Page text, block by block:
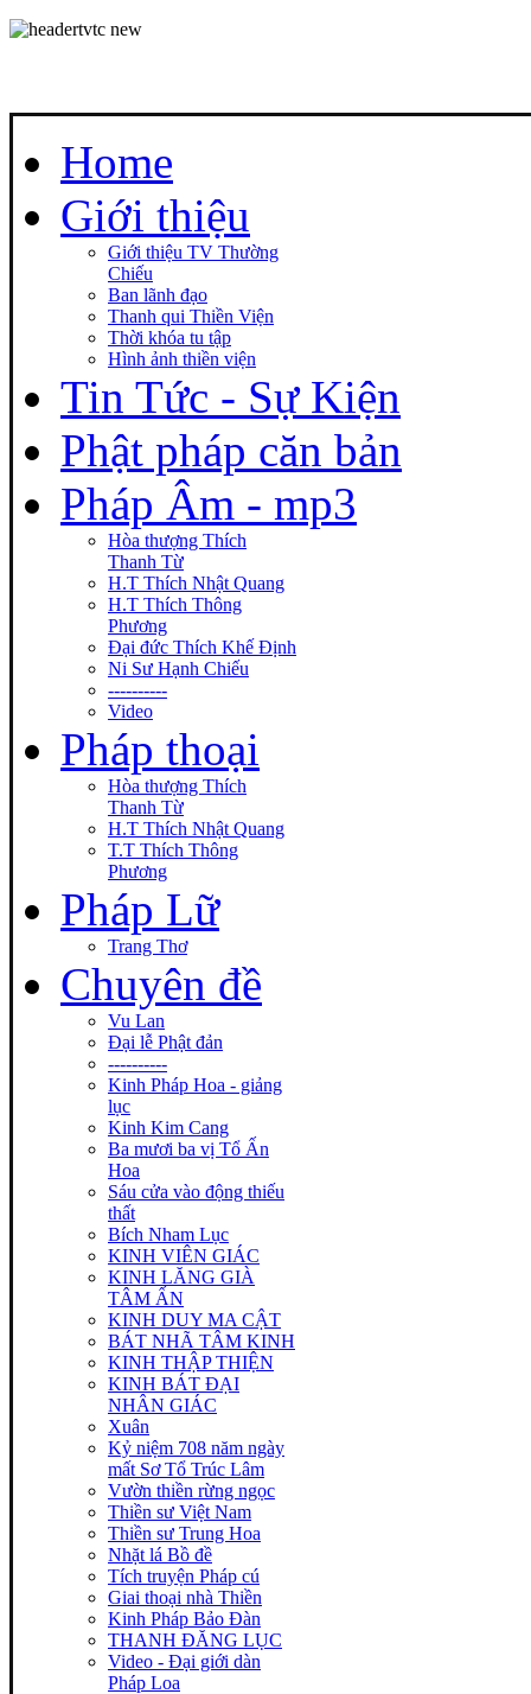
Home
Giới thiệu
Giới thiệu TV Thường
Chiếu
Ban lãnh đạo
Thanh qui Thiền Viện
Thời khóa tu tập
Hình ảnh thiền viện
Tin Tức - Sự Kiện
Phật pháp căn bản
Pháp Âm - mp3
Hòa thượng Thích
Thanh Từ
H.T Thích Nhật Quang
H.T Thích Thông
Phương
Đại đức Thích Khế Định
Ni Sư Hạnh Chiếu
----------
Video
Pháp thoại
Hòa thượng Thích
Thanh Từ
H.T Thích Nhật Quang
T.T Thích Thông
Phương
Pháp Lữ
Trang Thơ
Chuyên đề
Vu Lan
Đại lễ Phật đản
----------
Kinh Pháp Hoa - giảng
lục
Kinh Kim Cang
Ba mươi ba vị Tổ Ấn
Hoa
Sáu cửa vào động thiếu
thất
Bích Nham Lục
KINH VIÊN GIÁC
KINH LĂNG GIÀ
TÂM ẤN
KINH DUY MA CẬT
BÁT NHÃ TÂM KINH
KINH THẬP THIỆN
KINH BÁT ĐẠI
NHÂN GIÁC
Xuân
Kỷ niệm 708 năm ngày
mất Sơ Tổ Trúc Lâm
Vườn thiền rừng ngọc
Thiền sư Việt Nam
Thiền sư Trung Hoa
Nhặt lá Bồ đề
Tích truyện Pháp cú
Giai thoại nhà Thiền
Kinh Pháp Bảo Đàn
THANH ĐĂNG LỤC
Video - Đại giới dàn
Pháp Loa